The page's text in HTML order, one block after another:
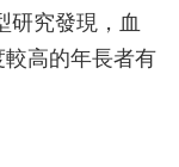
研究發現，血
高的年長者有